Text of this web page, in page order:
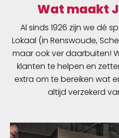
Wat maakt
Al sinds 1926 zijn we dé
Lokaal (in Renswoude,
maar ook ver daarbuiten!
klanten te helpen en
extra om te bereiken wat
altijd verzekerd